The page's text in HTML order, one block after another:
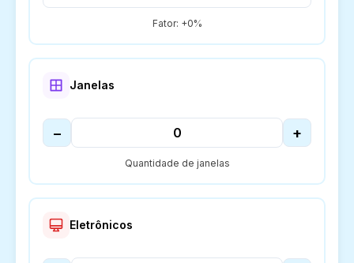
Fator: +0%
Janelas
− +
Quantidade de janelas
Eletrônicos